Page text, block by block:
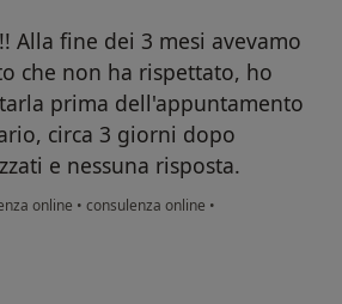
Alla fine dei 3 mesi avevamo
che non ha rispettato, ho
prima dell'appuntamento
circa 3 giorni dopo
e nessuna risposta.
online • consulenza online •
Inga Maria